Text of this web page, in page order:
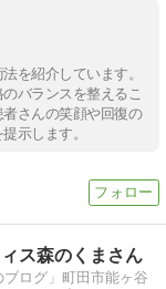
を紹介しています。
バランスを整えるこ
さんの笑顔や回復の
示します。
ス森のくまさん
ログ」町田市能ヶ谷